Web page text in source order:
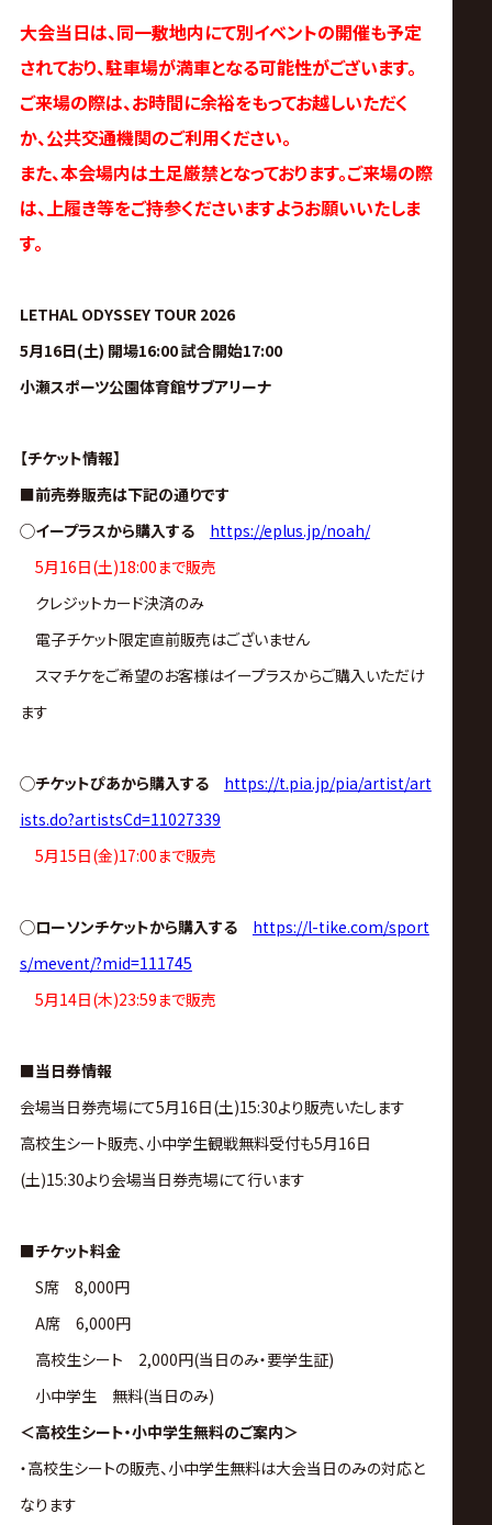
大会当日は、同一敷地内にて別イベントの開催も予定
されており、駐車場が満車となる可能性がございます。
ご来場の際は、お時間に余裕をもってお越しいただく
か、公共交通機関のご利用ください。
また、本会場内は土足厳禁となっております。ご来場の際
は、上履き等をご持参くださいますようお願いいたしま
す。
LETHAL ODYSSEY TOUR 2026
5月16日(土) 開場16:00 試合開始17:00
小瀬スポーツ公園体育館サブアリーナ
【チケット情報】
■前売券販売は下記の通りです
◯イープラスから購入する
https://eplus.jp/noah/
5月16日(土)18:00まで販売
クレジットカード決済のみ
電子チケット限定直前販売はございません
スマチケをご希望のお客様はイープラスからご購入いただけ
ます
◯チケットぴあから購入する
https://t.pia.jp/pia/artist/art
ists.do?artistsCd=11027339
5月15日(金)17:00まで販売
◯ローソンチケットから購入する
https://l-tike.com/sport
s/mevent/?mid=111745
5月14日(木)23:59まで販売
■当日券情報
会場当日券売場にて5月16日(土)15:30より販売いたします
高校生シート販売、小中学生観戦無料受付も5月16日
(土)15:30より会場当日券売場にて行います
■チケット料金
S席 8,000円
A席 6,000円
高校生シート 2,000円(当日のみ・要学生証)
小中学生 無料(当日のみ)
＜高校生シート・小中学生無料のご案内＞
・高校生シートの販売、小中学生無料は大会当日のみの対応と
なります